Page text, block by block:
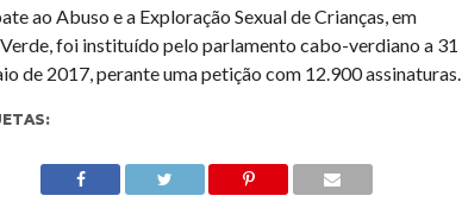
ao Abuso e a Exploração Sexual de Crianças, em
foi instituído pelo parlamento cabo-verdiano a 31
de 2017, perante uma petição com 12.900 assinaturas.